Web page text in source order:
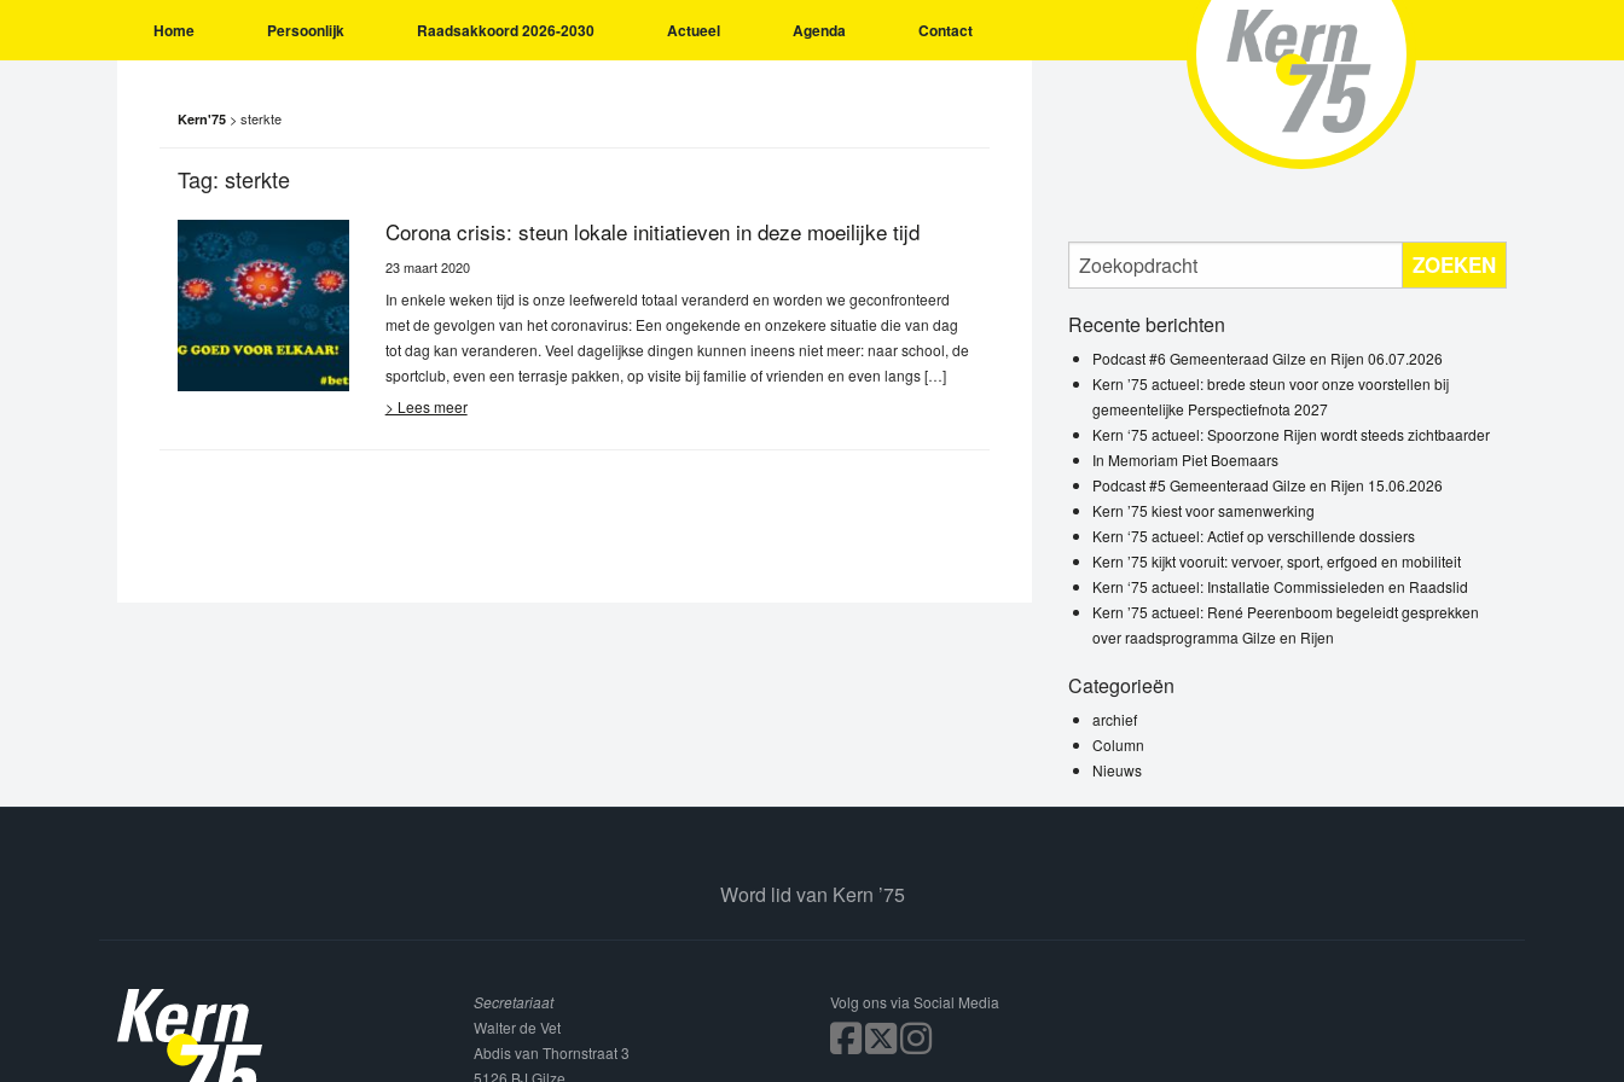
Home Persoonlijk Raadsakkoord 2026-2030 Actueel Agenda Contact
Kern'75 > sterkte
Tag: sterkte
Corona crisis: steun lokale initiatieven in deze moeilijke tijd
23 maart 2020
In enkele weken tijd is onze leefwereld totaal veranderd en worden we geconfronteerd
met de gevolgen van het coronavirus: Een ongekende en onzekere situatie die van dag
tot dag kan veranderen. Veel dagelijkse dingen kunnen ineens niet meer: naar school, de
sportclub, even een terrasje pakken, op visite bij familie of vrienden en even langs […]
> Lees meer
ZOEKEN
Recente berichten
Podcast #6 Gemeenteraad Gilze en Rijen 06.07.2026
Kern ’75 actueel: brede steun voor onze voorstellen bij
gemeentelijke Perspectiefnota 2027
Kern ‘75 actueel: Spoorzone Rijen wordt steeds zichtbaarder
In Memoriam Piet Boemaars
Podcast #5 Gemeenteraad Gilze en Rijen 15.06.2026
Kern ’75 kiest voor samenwerking
Kern ‘75 actueel: Actief op verschillende dossiers
Kern ’75 kijkt vooruit: vervoer, sport, erfgoed en mobiliteit
Kern ‘75 actueel: Installatie Commissieleden en Raadslid
Kern ’75 actueel: René Peerenboom begeleidt gesprekken
over raadsprogramma Gilze en Rijen
Categorieën
archief
Column
Nieuws
Word lid van Kern ’75
Secretariaat
Walter de Vet
Abdis van Thornstraat 3
5126 BJ Gilze
Volg ons via Social Media